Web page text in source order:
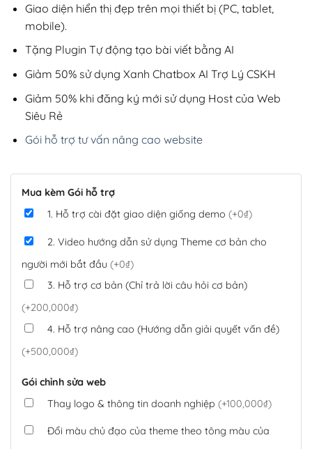
Giao diện hiển thị đẹp trên mọi thiết bị (PC, tablet,
mobile).
Tặng Plugin Tự động tạo bài viết bằng AI
Giảm 50% sử dụng Xanh Chatbox AI Trợ Lý CSKH
Giảm 50% khi đăng ký mới sử dụng Host của Web
Siêu Rẻ
Gói hỗ trợ tư vấn nâng cao website
Mua kèm Gói hỗ trợ
1. Hỗ trợ cài đặt giao diện giống demo (+0₫)
2. Video hướng dẫn sử dụng Theme cơ bản cho
người mới bắt đầu (+0₫)
3. Hỗ trợ cơ bản (Chỉ trả lời câu hỏi cơ bản)
(+200,000₫)
4. Hỗ trợ nâng cao (Hướng dẫn giải quyết vấn đề)
(+500,000₫)
Gói chỉnh sửa web
Thay logo & thông tin doanh nghiệp (+100,000₫)
Đổi màu chủ đạo của theme theo tông màu của